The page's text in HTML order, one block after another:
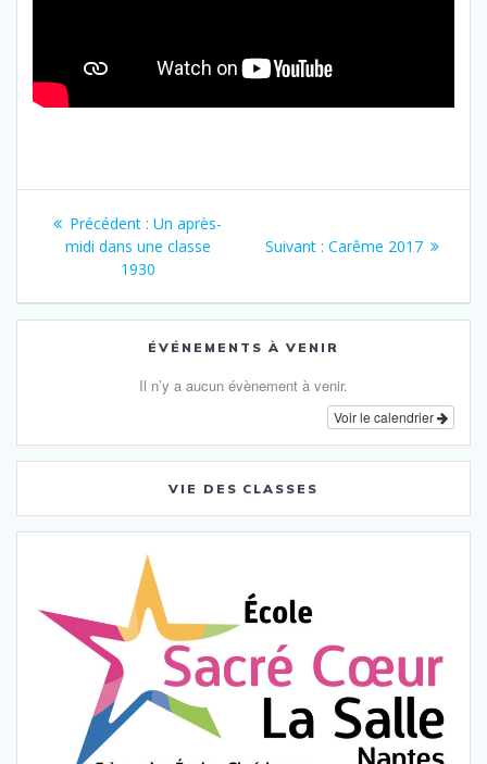
Navigation
l’article
Précédent : Article
précédent
:
Un après-
midi dans une classe
1930
Suivant : Article
Carême 2017
ÉVÉNEMENTS À VENIR
Il n’y a aucun évènement à venir.
Voir le calendrier
VIE DES CLASSES